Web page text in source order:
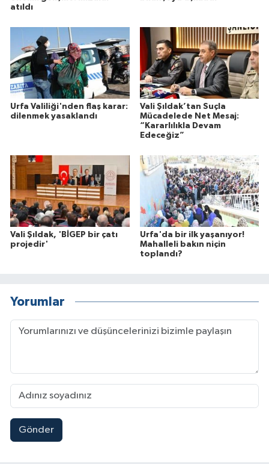
atıldı
Urfa Valiliği'nden flaş karar:
dilenmek yasaklandı
Vali Şıldak’tan Suçla
Mücadelede Net Mesaj:
“Kararlılıkla Devam
Edeceğiz”
Vali Şıldak, 'BİGEP bir çatı
projedir'
Urfa'da bir ilk yaşanıyor!
Mahalleli bakın niçin
toplandı?
Yorumlar
Gönder